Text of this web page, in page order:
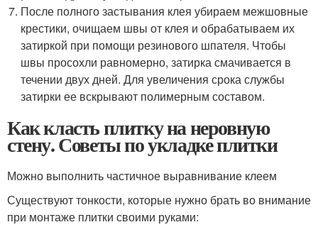
После полного застывания клея убираем межшовные
крестики, очищаем швы от клея и обрабатываем их
затиркой при помощи резинового шпателя. Чтобы
швы просохли равномерно, затирка смачивается в
течении двух дней. Для увеличения срока службы
затирки ее вскрывают полимерным составом.
Как класть плитку на неровную
стену. Советы по укладке плитки
Можно выполнить частичное выравнивание клеем
Существуют тонкости, которые нужно брать во внимание
при монтаже плитки своими руками: